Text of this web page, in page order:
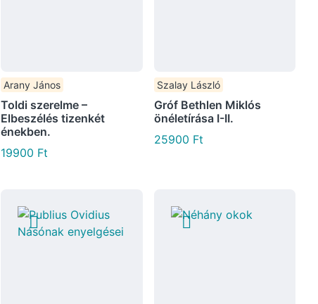
Arany János
Toldi szerelme –
Elbeszélés tizenkét
énekben.
19900 Ft
Szalay László
Gróf Bethlen Miklós
önéletírása I-II.
25900 Ft